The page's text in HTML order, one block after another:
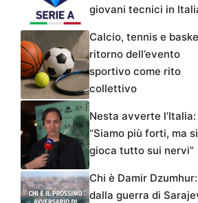
giovani tecnici in
Calcio, tennis e
ritorno dell’evento
sportivo come rito
collettivo
Nesta avverte l’Italia:
“Siamo più forti, ma si
gioca tutto sui nervi”
Chi è Damir Dzumhur:
dalla guerra di